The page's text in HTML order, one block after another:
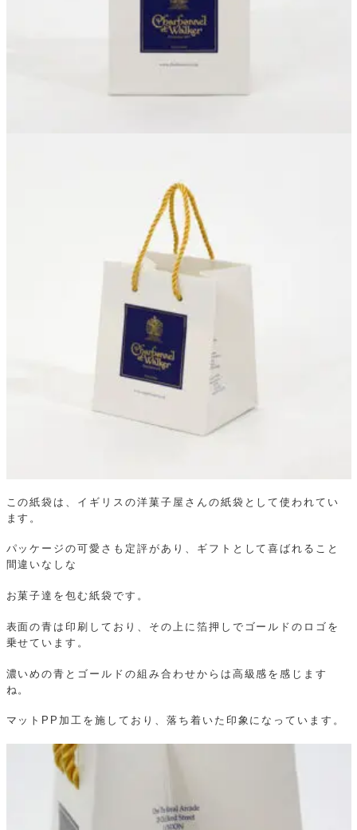
この紙袋は、イギリスの洋菓子屋さんの紙袋として使われてい
ます。
パッケージの可愛さも定評があり、ギフトとして喜ばれること
間違いなしな
お菓子達を包む紙袋です。
表面の青は印刷しており、その上に箔押しでゴールドのロゴを
乗せています。
濃いめの青とゴールドの組み合わせからは高級感を感じます
ね。
マットPP加工を施しており、落ち着いた印象になっています。